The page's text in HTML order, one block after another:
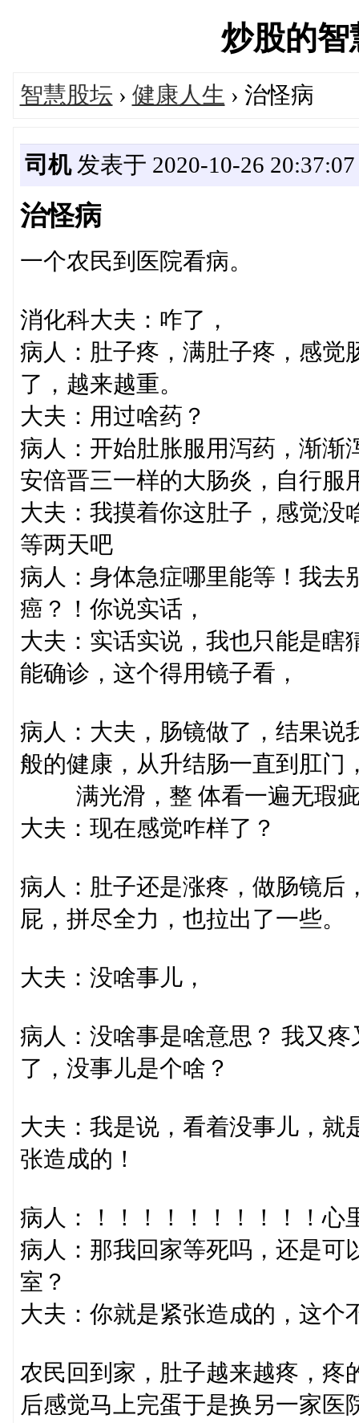
炒股的
智慧股坛 › 健康人生 › 治怪病
司机发表于 2020-10-26 20:37:07
治怪病
一个农民到医院看病。
消化科大夫：咋了，
病人：肚子疼，满肚子疼，感觉
了，越来越重。
大夫：用过啥药？
病人：开始肚胀服用泻药，渐渐
安倍晋三一样的大肠炎，自行服
大夫：我摸着你这肚子，感觉没
等两天吧
病人：身体急症哪里能等！我去
癌？！你说实话，
大夫：实话实说，我也只能是瞎
能确诊，这个得用镜子看，
病人：大夫，肠镜做了，结果说
般的健康，从升结肠一直到肛门
满光滑，整 体看一遍无瑕疵
大夫：现在感觉咋样了？
病人：肚子还是涨疼，做肠镜后
屁，拼尽全力，也拉出了一些。
大夫：没啥事儿，
病人：没啥事是啥意思？ 我又
了，没事儿是个啥？
大夫：我是说，看着没事儿，就
张造成的！
病人：！！！！！！！！！！心
病人：那我回家等死吗，还是可
室？
大夫：你就是紧张造成的，这个
农民回到家，肚子越来越疼，疼
后感觉马上完蛋于是换另一家医